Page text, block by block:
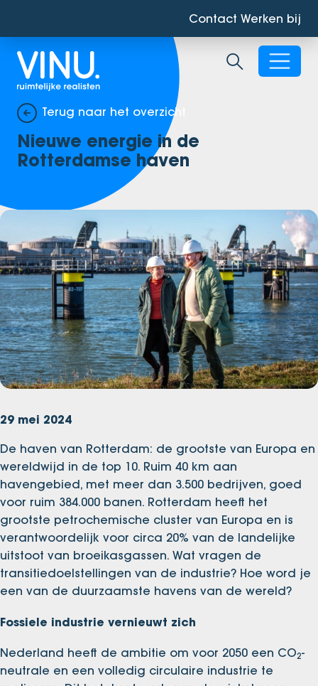
Contact Werken bij
Zoekbalk
Terug naar het overzicht
Nieuwe energie in de
Rotterdamse haven
29 mei 2024
De haven van Rotterdam: de grootste van Europa en
wereldwijd in de top 10. Ruim 40 km aan
havengebied, met meer dan 3.500 bedrijven, goed
voor ruim 384.000 banen. Rotterdam heeft het
grootste petrochemische cluster van Europa en is
verantwoordelijk voor circa 20% van de landelijke
uitstoot van broeikasgassen. Wat vragen de
transitiedoelstellingen van de industrie? Hoe word je
een van de duurzaamste havens van de wereld?
Fossiele industrie vernieuwt zich
Nederland heeft de ambitie om voor 2050 een CO2-
neutrale en een volledig circulaire industrie te